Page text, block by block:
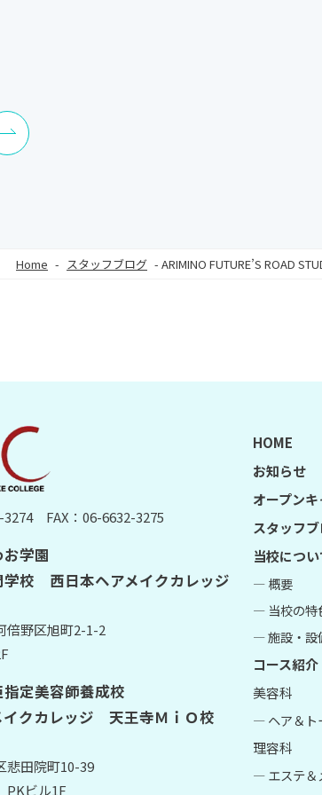
Home - スタッフブログ - ARIMINO FUTURE’S ROAD
3274FAX：06-6632-3275
学園
学校 西日本ヘアメイクカレッジ
倍野区旭町2-1-2
定美容師養成校
イクカレッジ 天王寺ＭｉＯ校
悲田院町10-39
ビル1F
HOME
お知らせ
オープン
スタッフ
当校につい
― 概要
― 当校の特
― 施設・設
コース紹介
美容科
― ヘア＆ト
理容科
― エステ＆